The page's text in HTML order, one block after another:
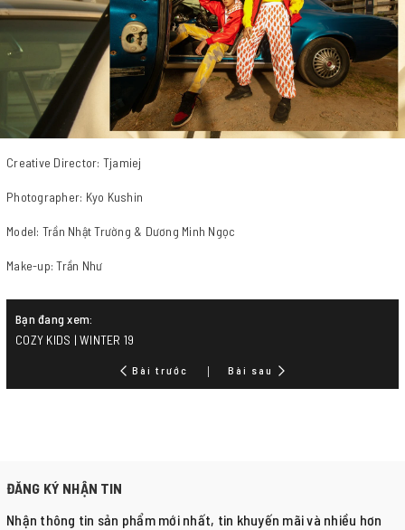
Creative Director: Tjamiej
Photographer: Kyo Kushin
Model: Trần Nhật Trường & Dương Minh Ngọc
Make-up: Trần Như
Bạn đang xem:
COZY KIDS | WINTER 19
Bài trước Bài sau
ĐĂNG KÝ NHẬN TIN
Nhận thông tin sản phẩm mới nhất, tin khuyến mãi và nhiều hơn